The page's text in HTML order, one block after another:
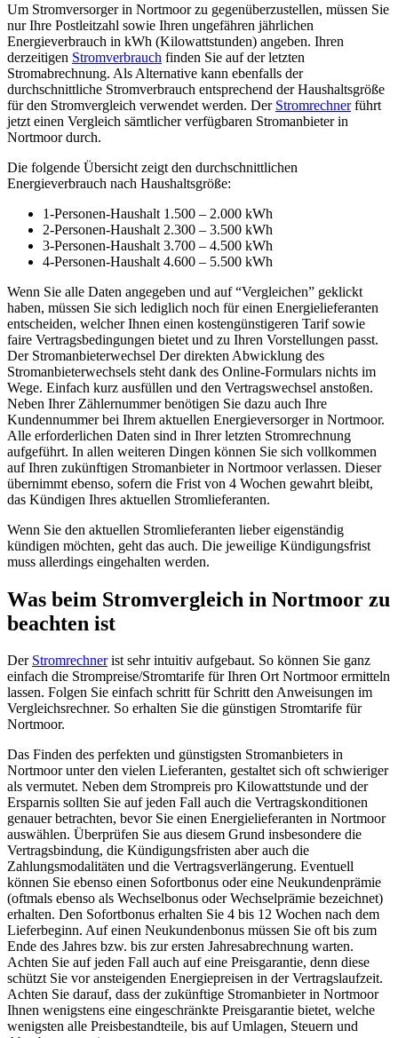
Um Stromversorger in Nortmoor zu gegenüberzustellen, müssen Sie
nur Ihre Postleitzahl sowie Ihren ungefähren jährlichen
Energieverbrauch in kWh (Kilowattstunden) angeben. Ihren
derzeitigen Stromverbrauch finden Sie auf der letzten
Stromabrechnung. Als Alternative kann ebenfalls der
durchschnittliche Stromverbrauch entsprechend der Haushaltsgröße
für den Stromvergleich verwendet werden. Der Stromrechnerführt
jetzt einen Vergleich sämtlicher verfügbaren Stromanbieter in
Nortmoor durch.
Die folgende Übersicht zeigt den durchschnittlichen
Energieverbrauch nach Haushaltsgröße:
1-Personen-Haushalt 1.500 – 2.000 kWh
2-Personen-Haushalt 2.300 – 3.500 kWh
3-Personen-Haushalt 3.700 – 4.500 kWh
4-Personen-Haushalt 4.600 – 5.500 kWh
Wenn Sie alle Daten angegeben und auf “Vergleichen” geklickt
haben, müssen Sie sich lediglich noch für einen Energielieferanten
entscheiden, welcher Ihnen einen kostengünstigeren Tarif sowie
faire Vertragsbedingungen bietet und zu Ihren Vorstellungen passt.
Der Stromanbieterwechsel Der direkten Abwicklung des
Stromanbieterwechsels steht dank des Online-Formulars nichts im
Wege. Einfach kurz ausfüllen und den Vertragswechsel anstoßen.
Neben Ihrer Zählernummer benötigen Sie dazu auch Ihre
Kundennummer bei Ihrem aktuellen Energieversorger in Nortmoor.
Alle erforderlichen Daten sind in Ihrer letzten Stromrechnung
aufgeführt. In allen weiteren Dingen können Sie sich vollkommen
auf Ihren zukünftigen Stromanbieter in Nortmoor verlassen. Dieser
übernimmt ebenso, sofern die Frist von 4 Wochen gewahrt bleibt,
das Kündigen Ihres aktuellen Stromlieferanten.
Wenn Sie den aktuellen Stromlieferanten lieber eigenständig
kündigen möchten, geht das auch. Die jeweilige Kündigungsfrist
muss allerdings eingehalten werden.
Was beim Stromvergleich in Nortmoor zu
beachten ist
Der Stromrechnerist sehr intuitiv aufgebaut. So können Sie ganz
einfach die Strompreise/Stromtarife für Ihren Ort Nortmoor ermitteln
lassen. Folgen Sie einfach schritt für Schritt den Anweisungen im
Vergleichsrechner. So erhalten Sie die günstigen Stromtarife für
Nortmoor.
Das Finden des perfekten und günstigsten Stromanbieters in
Nortmoor unter den vielen Lieferanten, gestaltet sich oft schwieriger
als vermutet. Neben dem Strompreis pro Kilowattstunde und der
Ersparnis sollten Sie auf jeden Fall auch die Vertragskonditionen
genauer betrachten, bevor Sie einen Energielieferanten in Nortmoor
auswählen. Überprüfen Sie aus diesem Grund insbesondere die
Vertragsbindung, die Kündigungsfristen aber auch die
Zahlungsmodalitäten und die Vertragsverlängerung. Eventuell
können Sie ebenso einen Sofortbonus oder eine Neukundenprämie
(oftmals ebenso als Wechselbonus oder Wechselprämie bezeichnet)
erhalten. Den Sofortbonus erhalten Sie 4 bis 12 Wochen nach dem
Lieferbeginn. Auf einen Neukundenbonus müssen Sie oft bis zum
Ende des Jahres bzw. bis zur ersten Jahresabrechnung warten.
Achten Sie auf jeden Fall auch auf eine Preisgarantie, denn diese
schützt Sie vor ansteigenden Energiepreisen in der Vertragslaufzeit.
Achten Sie darauf, dass der zukünftige Stromanbieter in Nortmoor
Ihnen wenigstens eine eingeschränkte Preisgarantie bietet, welche
wenigsten alle Preisbestandteile, bis auf Umlagen, Steuern und